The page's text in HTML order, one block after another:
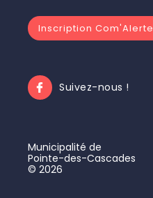
Inscription Com'Alerte
Suivez-nous !
Municipalité de
Pointe-des-Cascades
© 2026